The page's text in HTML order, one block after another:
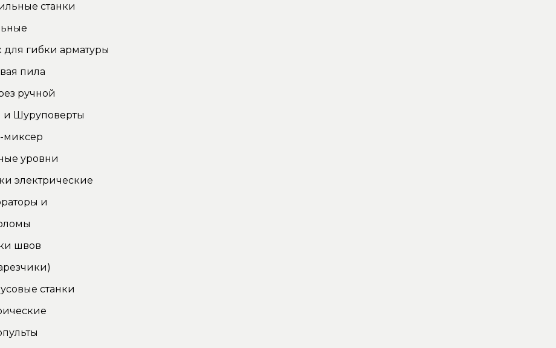
станки
для гибки арматуры
пила
ручной
Шуруповерты
миксер
уровни
электрические
и
швов
станки